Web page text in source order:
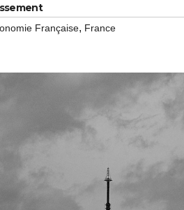
Française, France